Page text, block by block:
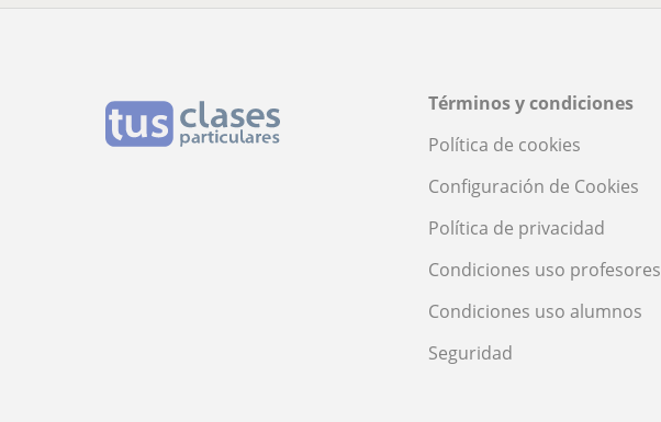
Términos y condiciones
Política de cookies
Configuración de Cookies
Política de privacidad
Condiciones uso profesores
Condiciones uso alumnos
Seguridad